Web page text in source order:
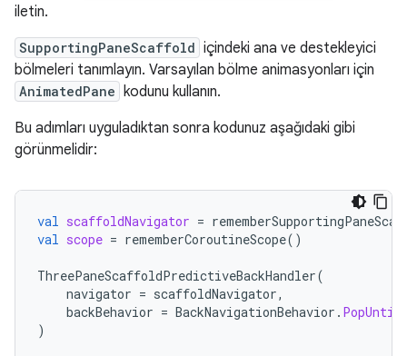
iletin.
SupportingPaneScaffold içindeki ana ve destekleyici
bölmeleri tanımlayın. Varsayılan bölme animasyonları için
AnimatedPane
kodunu kullanın.
Bu adımları uyguladıktan sonra kodunuz aşağıdaki gibi
görünmelidir:
val scaffoldNavigator =
val scope = rememberCoroutineScope()
ThreePaneScaffoldPredictiveBackHandler(
navigator = scaffoldNavigator,
backBehavior = BackNavigationBehavior .
)